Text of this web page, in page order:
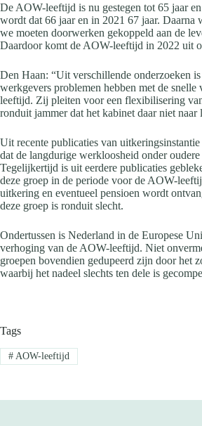
De AOW-leeftijd is nu gestegen tot 65 jaar
wordt dat 66 jaar en in 2021 67 jaar. Daarna
we moeten doorwerken gekoppeld aan de
Daardoor komt de AOW-leeftijd in 2022 uit
Den Haan: “Uit verschillende onderzoeken
werkgevers problemen hebben met de
leeftijd. Zij pleiten voor een flexibilisering
ronduit jammer dat het kabinet daar niet naar
Uit recente publicaties van
dat de langdurige werkloosheid onder
Tegelijkertijd is uit eerdere publicaties
deze groep in de periode voor de AOW-
uitkering en eventueel pensioen wordt
deze groep is ronduit slecht.
Ondertussen is Nederland in de Europese
verhoging van de AOW-leeftijd. Niet
groepen bovendien gedupeerd zijn door het
waarbij het nadeel slechts ten dele is
Tags
#AOW-leeftijd